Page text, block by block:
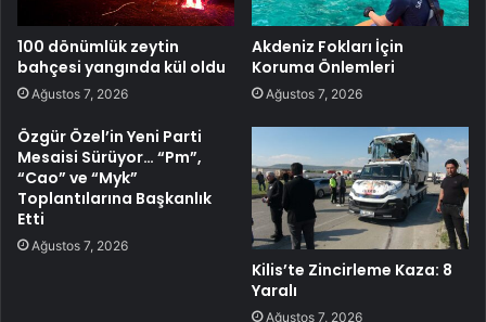
100 dönümlük zeytin
bahçesi yangında kül oldu
Ağustos 7, 2026
Akdeniz Fokları İçin
Koruma Önlemleri
Ağustos 7, 2026
Özgür Özel’in Yeni Parti
Mesaisi Sürüyor… “Pm”,
“Cao” ve “Myk”
Toplantılarına Başkanlık
Etti
Ağustos 7, 2026
Kilis’te Zincirleme Kaza: 8
Yaralı
Ağustos 7, 2026